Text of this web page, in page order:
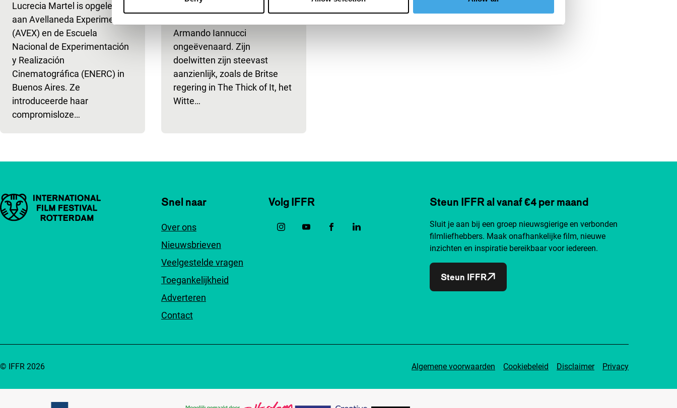
Lucrecia Martel is opgeleid
aan Avellaneda Experimental
(AVEX) en de Escuela
Nacional de Experimentación
y Realización
Cinematográfica (ENERC) in
Buenos Aires. Ze
introduceerde haar
compromisloze…
Als satiricus is de Britse
Armando Iannucci
ongeëvenaard. Zijn
doelwitten zijn steevast
aanzienlijk, zoals de Britse
regering in The Thick of It, het
Witte…
Belangrijke links Snel naar
Over ons
Nieuwsbrieven
Veelgestelde vragen
Toegankelijkheid
Adverteren
Contact
Volg IFFR Steun IFFR al vanaf €4 per maand
Sluit je aan bij een groep nieuwsgierige en verbonden
filmliefhebbers. Maak onafhankelijke film, nieuwe
inzichten en inspiratie bereikbaar voor iedereen.
Steun IFFR
Algemene voorwaarden Cookiebeleid Disclaimer Privacy
© IFFR 2026